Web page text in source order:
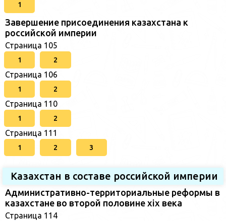
1
Завершение присоединения казахстана к
российской империи
Страница 105
1 2
Страница 106
1 2
Страница 110
1 2
Страница 111
1 2 3
Казахстан в составе российской империи
Административно-территориальные реформы в
казахстане во второй половине xix века
Страница 114